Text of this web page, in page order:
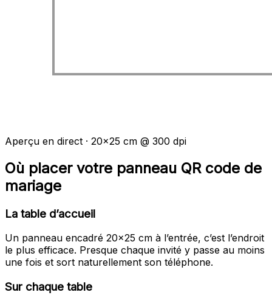
Aperçu en direct · 20x25 cm @ 300 dpi
Où placer votre panneau QR code de
mariage
La table d’accueil
Un panneau encadré 20x25 cm à l’entrée, c’est l’endroit
le plus efficace. Presque chaque invité y passe au moins
une fois et sort naturellement son téléphone.
Sur chaque table